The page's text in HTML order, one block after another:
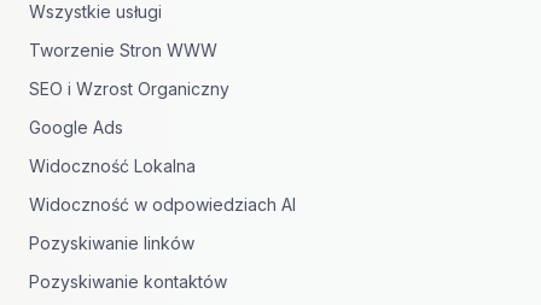
Wszystkie usługi
Tworzenie Stron WWW
SEO i Wzrost Organiczny
Google Ads
Widoczność Lokalna
Widoczność w odpowiedziach AI
Pozyskiwanie linków
Pozyskiwanie kontaktów